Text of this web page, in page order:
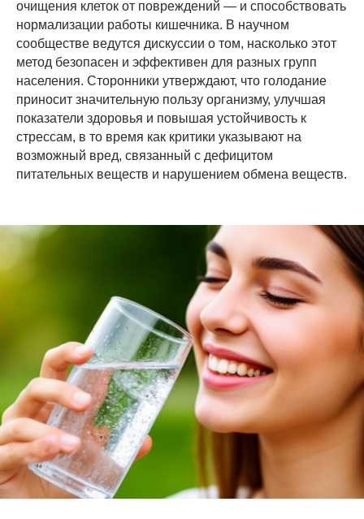
очищения клеток от повреждений — и способствовать
нормализации работы кишечника. В научном
сообществе ведутся дискуссии о том, насколько этот
метод безопасен и эффективен для разных групп
населения. Сторонники утверждают, что голодание
приносит значительную пользу организму, улучшая
показатели здоровья и повышая устойчивость к
стрессам, в то время как критики указывают на
возможный вред, связанный с дефицитом
питательных веществ и нарушением обмена веществ.